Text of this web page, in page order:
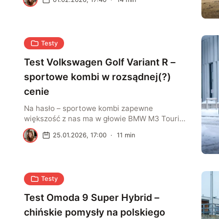
odpowiednika. W zasadzie trudno jest znaleźć
tym względem zawstydzić niejednego SUV-a,
Volkswagen ID.7 GTX […]
Testy
Test Volkswagen Golf Variant R –
sportowe kombi w rozsądnej(?)
cenie
Na hasło – sportowe kombi zapewne
większość z nas ma w głowie BMW M3 Touring
czy Audi RS6. Fajnie, tylko drogo. Czy da się
taniej? Kandydaturę zgłasza Volkswagen Golf
pokraczny Sportowy Golf w kombi wzbudzał
S 25.01.2026, 17:00 · 11 min
Testy
Test Omoda 9 Super Hybrid –
chińskie pomysły na polskiego